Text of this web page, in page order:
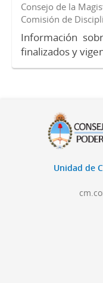
Consejo de la
Comisión de
Información
finalizados y
Unidad de